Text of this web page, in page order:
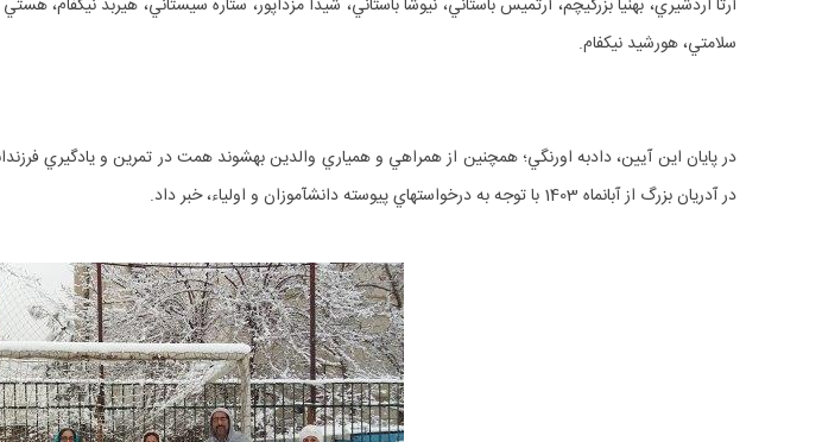
سلامتي، هورشيد نيكفام.
در آدريان بزرگ از آبان‎ماه 1403 با توجه به درخواست‎هاي پيوسته دانش‎آموزان و اولياء، خبر داد.